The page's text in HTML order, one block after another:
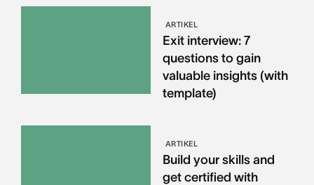
ARTIKEL
Exit interview: 7
questions to gain
valuable insights (with
template)
ARTIKEL
Build your skills and
get certified with